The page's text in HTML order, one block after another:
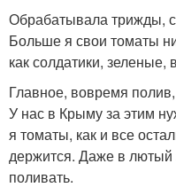
Обрабатывала трижды,
Больше я свои томаты
как солдатики, зеленые,
Главное, вовремя
У нас в Крыму за этим
я томаты, как и все
держится. Даже в
поливать.